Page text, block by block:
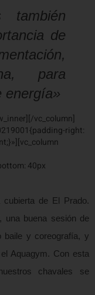
también
de
para
energía»
vc_column]
right:
40px
de El Prado.
una buena sesión de
y coreografía, y
Aquagym. Con esta
chavales se